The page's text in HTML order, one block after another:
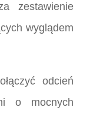
zestawienie
wyglądem
odcień
o mocnych